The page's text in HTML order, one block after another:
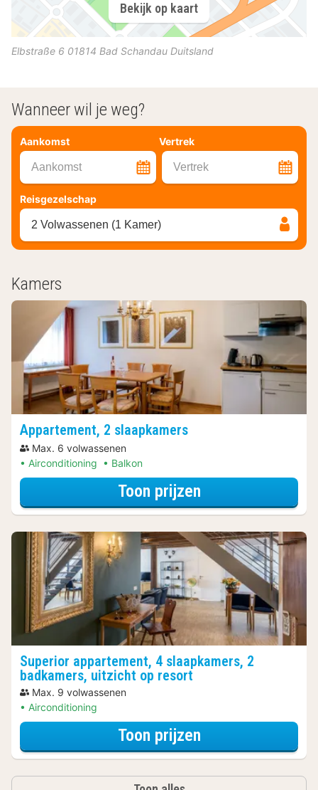
Bekijk op kaart
Elbstraße 6 01814 Bad Schandau Duitsland
Wanneer wil je weg?
Aankomst Vertrek
Aankomst Vertrek
Reisgezelschap
2 Volwassenen (1 Kamer)
Kamers
Appartement, 2 slaapkamers
Max. 6 volwassenen
Airconditioning
Balkon
Toon prijzenvoor
Superior appartement, 4 slaapkamers, 2
badkamers, uitzicht op resort
Max. 9 volwassenen
Airconditioning
Toon prijzenvoor Superior